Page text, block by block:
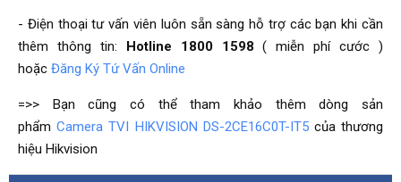
- Điện thoại tư vấn viên luôn sẵn sàng hỗ trợ các bạn khi cần
thêm thông tin: Hotline 1800 1598 ( miễn phí cước )
hoặc Đăng Ký Tứ Vấn Online
=>> Bạn cũng có thể tham khảo thêm dòng sản
phẩmCamera TVI HIKVISION DS-2CE16C0T-IT5của thương
hiệu Hikvision